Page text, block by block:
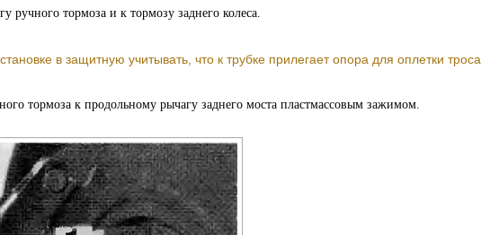
ручного тормоза и к тормозу заднего колеса.
в защитную учитывать, что к трубке прилегает опора для оплетки троса.
тормоза к продольному рычагу заднего моста пластмассовым зажимом.